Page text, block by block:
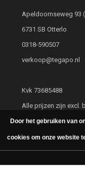
Apeldoornseweg 93
6731 SB Otterlo
0318-590507
verkoop@tegapo.nl
Kvk 73685488
Alle prijzen zijn excl.
Door het gebruiken van
cookies om onze website